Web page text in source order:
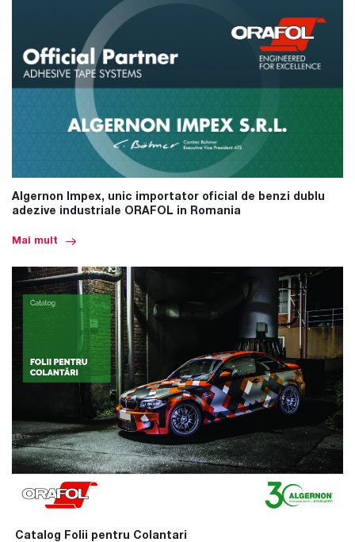
Algernon Impex, unic importator oficial de benzi dublu
adezive industriale ORAFOL in Romania
Mai mult
Catalog Folii pentru Colantari